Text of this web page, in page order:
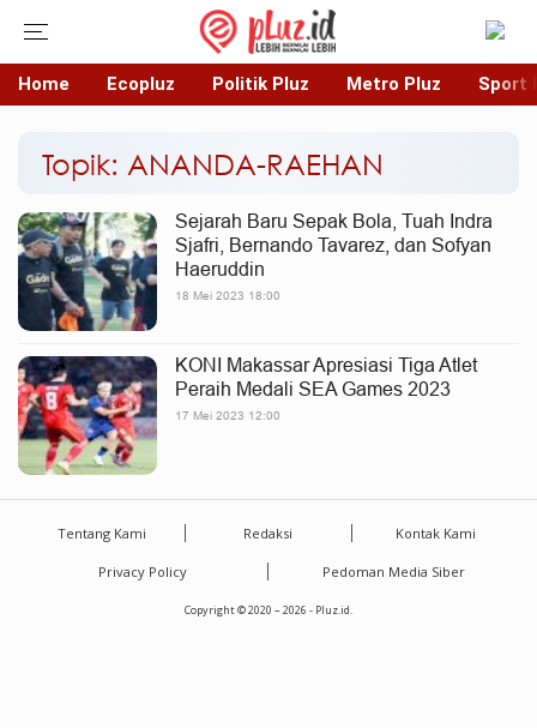
Home Ecopluz Politik Pluz Metro Pluz Sport
Topik: ANANDA-RAEHAN
Sejarah Baru Sepak Bola, Tuah Indra
Sjafri, Bernando Tavarez, dan Sofyan
Haeruddin
18 Mei 2023 18:00
KONI Makassar Apresiasi Tiga Atlet
Peraih Medali SEA Games 2023
17 Mei 2023 12:00
Tentang Kami Redaksi Kontak Kami
Privacy Policy Pedoman Media Siber
Copyright © 2020 – 2026 - Pluz.id.